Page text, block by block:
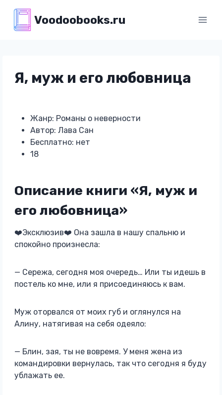
содержимому
Voodoobooks.ru
Я, муж и его любовница
Жанр: Романы о неверности
Автор: Лава Сан
Бесплатно: нет
18
Описание книги «Я, муж и
его любовница»
❤️Эксклюзив❤️ Она зашла в нашу спальню и
спокойно произнесла:
— Сережа, сегодня моя очередь… Или ты идешь в
постель ко мне, или я присоединяюсь к вам.
Муж оторвался от моих губ и оглянулся на
Алину, натягивая на себя одеяло:
— Блин, зая, ты не вовремя. У меня жена из
командировки вернулась, так что сегодня я буду
ублажать ее.